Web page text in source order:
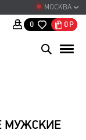
МОСКВА
0 0 Р
МУЖСКИЕ